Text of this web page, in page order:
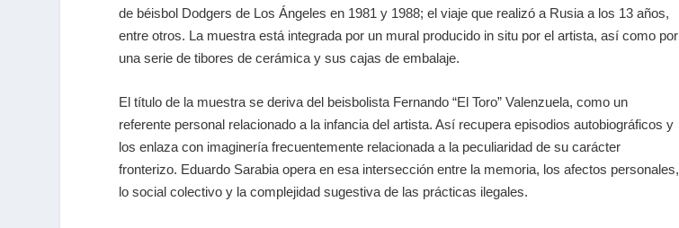
de béisbol Dodgers de Los Ángeles en 1981 y 1988; el viaje que realizó a Rusia a los 13 años,
entre otros. La muestra está integrada por un mural producido in situ por el artista, así como por
una serie de tibores de cerámica y sus cajas de embalaje.
El título de la muestra se deriva del beisbolista Fernando “El Toro” Valenzuela, como un
referente personal relacionado a la infancia del artista. Así recupera episodios autobiográficos y
los enlaza con imaginería frecuentemente relacionada a la peculiaridad de su carácter
fronterizo. Eduardo Sarabia opera en esa intersección entre la memoria, los afectos personales,
lo social colectivo y la complejidad sugestiva de las prácticas ilegales.